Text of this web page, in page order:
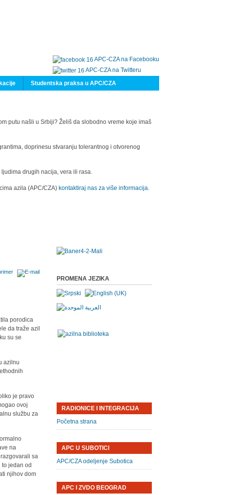
APC-CZA na Facebooku
APC-CZA na Twitteru
Studentska praksa u APC/CZA
putu našli u Srbiji? Želiš da slobodno vreme koje imaš
doprinesu stvaranju tolerantnog i otvorenog
drugih nacija, vera ili rasa.
azila (APC/CZA) kontaktiraj nas za više informacija.
porodica
da traže azil
su se
azilnu
je pravo
ovoj
službu za
na
sa
jedan od
njihov dom
PROMENA JEZIKA
RADIONICE I INTEGRACIJA
Početna strana
APC U SUBOTICI
APC/CZA odeljenje Subotica
APC I ZVDO BEOGRAD